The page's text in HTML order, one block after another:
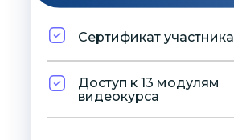
Доступ к 13 модулям
видеокурса
Сертификат участника